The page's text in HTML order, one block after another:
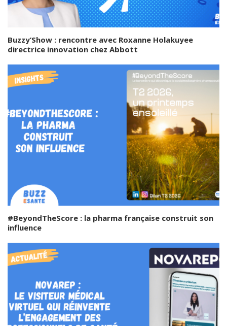
Buzzy’Show : rencontre avec Roxanne Holakuyee
directrice innovation chez Abbott
#BeyondTheScore : la pharma française construit son
influence